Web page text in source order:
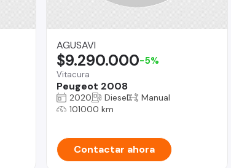
AGUSAVI
Vitacura
Peugeot 2008
$9.290.000-5%
2020 Diesel
Manual
101000 km
Contactar ahora